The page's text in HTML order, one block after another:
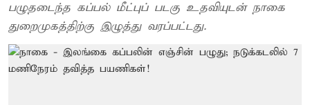
பழுதடைந்த கப்பல் மீட்புப் படகு உதவியுடன் நாகை
துறைமுகத்திற்கு இழுத்து வரப்பட்டது.